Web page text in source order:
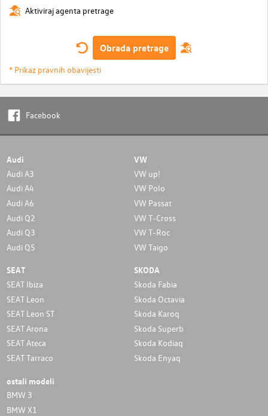
Aktiviraj agenta pretrage
Obrada pretrage
* Prikaz pravnih obavijesti
Facebook
Audi
Audi A3
Audi A4
Audi A6
Audi Q2
Audi Q3
Audi Q5
VW
VW up!
VW Polo
VW Passat
VW T-Cross
VW T-Roc
VW Taigo
SEAT
SEAT Ibiza
SEAT Leon
SEAT Leon ST
SEAT Arona
SEAT Ateca
SEAT Tarraco
SKODA
Skoda Fabia
Skoda Octavia
Skoda Karoq
Skoda Superb
Skoda Kodiaq
Skoda Enyaq
ostali modeli
BMW 3
BMW X1